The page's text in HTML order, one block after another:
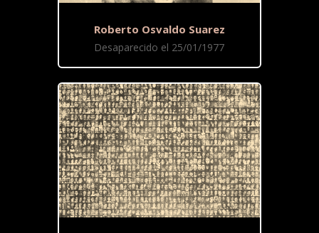
Roberto Osvaldo Suarez
Desaparecido el 25/01/1977